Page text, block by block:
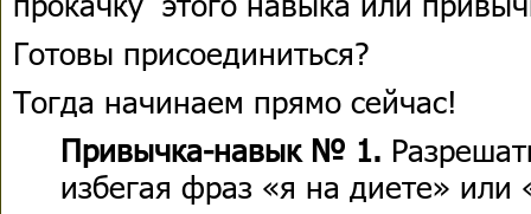
Готовы присоединиться?
Тогда начинаем прямо сейчас!
Привычка-навык № 1.
избегая фраз «я на диете» или